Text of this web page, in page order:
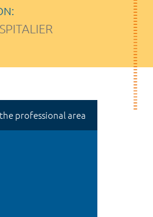
professional area